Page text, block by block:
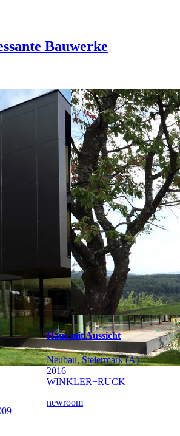
Bauwerke
Haus mit Aussicht
Neubau, Steiermark (A) -
2016
WINKLER+RUCK
newroom